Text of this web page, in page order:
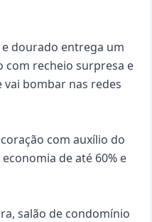
dourado entrega um
com recheio surpresa e
bombar nas redes
com auxílio do
de até 60% e
salão de condomínio